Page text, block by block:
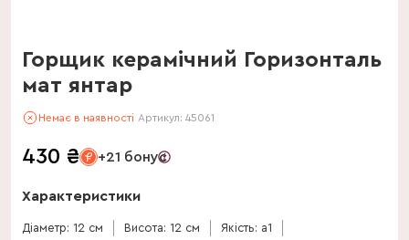
Горщик керамічний Горизонталь
мат янтар
Немає в наявності Артикул: 45061
430 ₴ +21 бонус
Характеристики
Діаметр: 12 см Висота: 12 см Якість: a1